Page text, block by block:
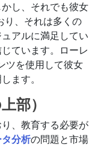
し、それでも彼女
り、それは多くの
アルに満足してい
ています。ローレ
ツを使用して彼女
ます。
部）
、教育する必要が
タ分析の問題と市場